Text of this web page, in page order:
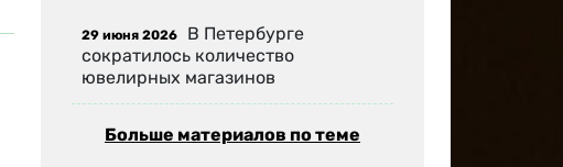
29 июня 2026 В Петербурге
сократилось количество
ювелирных магазинов
Больше материалов по теме